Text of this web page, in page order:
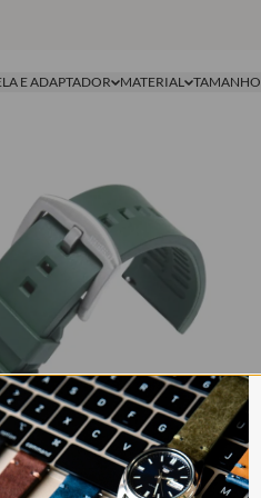
E ADAPTADOR MATERIAL TAMANHO